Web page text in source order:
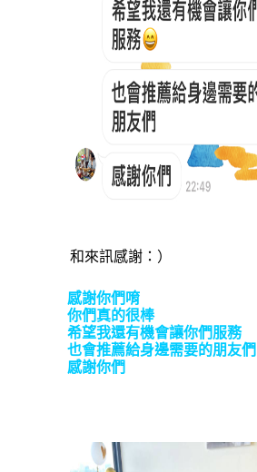
和來訊感謝：）
感謝你們唷
你們真的很棒
希望我還有機會讓你們服務
也會推薦給身邊需要的朋友們
感謝你們